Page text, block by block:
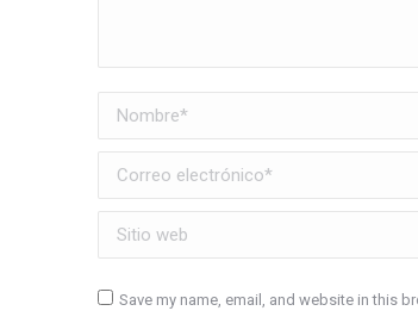
Nombre *
Correo electrónico *
Sitio web
Save my name, email, and website in this